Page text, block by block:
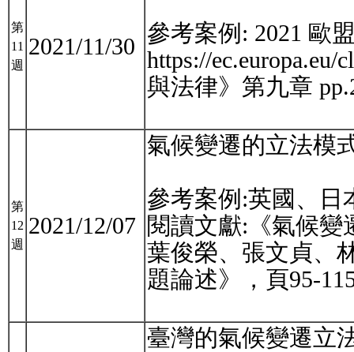
第
11
週
2021/11/30 參考案例: 2021 歐
https://
與法律》第九章
第
12
週
2021/12/07
氣候變遷的立法模
參考案例:英國、日
閱讀文獻:《氣候變
葉俊榮、張文貞、
題論述》，頁95-
臺灣的氣候變遷立